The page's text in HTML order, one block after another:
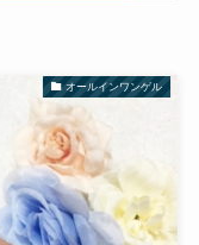
オールインワンゲル